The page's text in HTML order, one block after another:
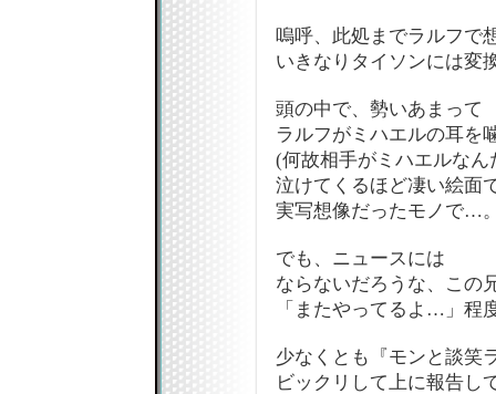
嗚呼、此処までラルフで
いきなりタイソンには変
頭の中で、勢いあまって
ラルフがミハエルの耳を
(何故相手がミハエルなん
泣けてくるほど凄い絵面
実写想像だったモノで…
でも、ニュースには
ならないだろうな、この
「またやってるよ…」程
少なくとも『モンと談笑
ビックリして上に報告し